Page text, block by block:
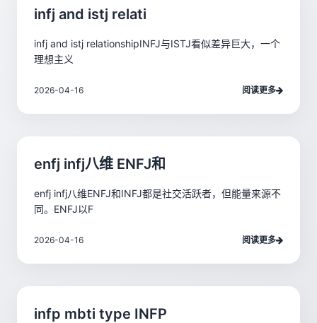
infj and istj relati
infj and istj relationshipINFJ与ISTJ看似差异巨大，一个
理想主义
2026-04-16 阅读更多
enfj infj八维 ENFJ和
enfj infj八维ENFJ和INFJ都是社交活跃者，但能量来源不
同。ENFJ以F
2026-04-16 阅读更多
infp mbti type INFP